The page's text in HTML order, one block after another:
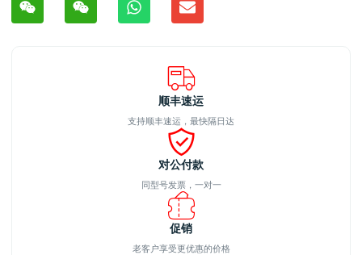
顺丰速运
支持顺丰速运，最快隔日达
对公付款
同型号发票，一对一
促销
老客户享受更优惠的价格